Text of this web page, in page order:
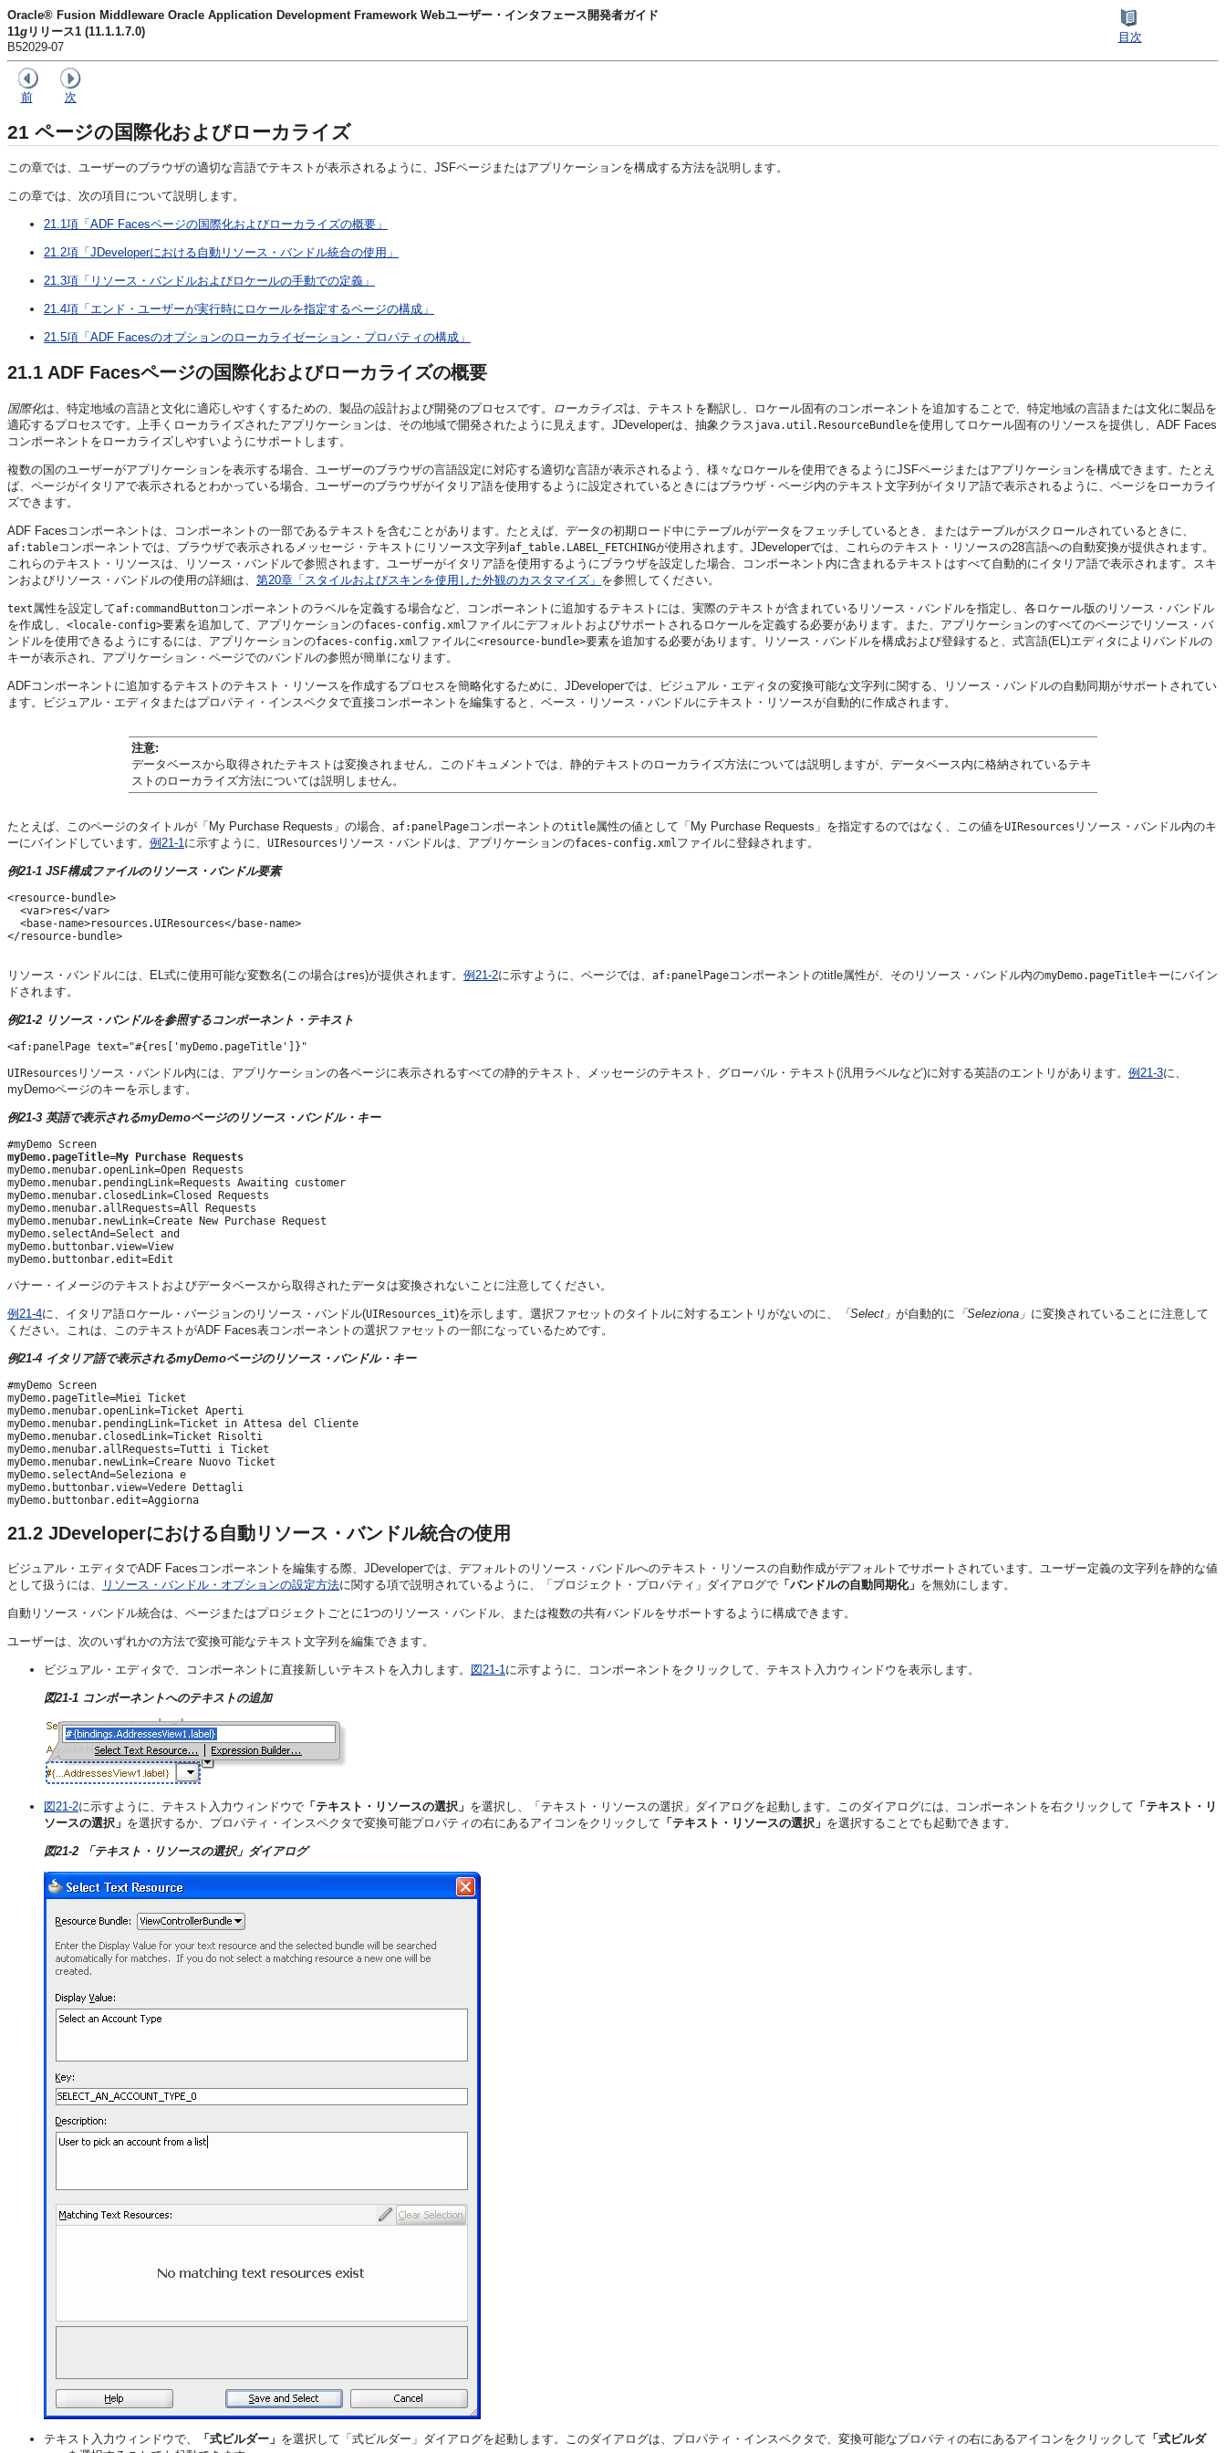
Oracle® Fusion Middleware Oracle Application Development Framework Webユーザー・インタフェース開発者ガイド
11g リリース1 (11.1.1.7.0)
B52029-07
目次
前 次
21 ページの国際化およびローカライズ
この章では、ユーザーのブラウザの適切な言語でテキストが表示されるように、JSFページまたはアプリケーションを構成する方法を説明します。
この章では、次の項目について説明します。
21.1項「ADF Facesページの国際化およびローカライズの概要」
21.2項「JDeveloperにおける自動リソース・バンドル統合の使用」
21.3項「リソース・バンドルおよびロケールの手動での定義」
21.4項「エンド・ユーザーが実行時にロケールを指定するページの構成」
21.5項「ADF Facesのオプションのローカライゼーション・プロパティの構成」
21.1 ADF Facesページの国際化およびローカライズの概要
国際化は、特定地域の言語と文化に適応しやすくするための、製品の設計および開発のプロセスです。 ローカライズは、テキストを翻訳し、ロケール固有のコンポーネントを追加することで、特定地域の言語または文化に製品を
適応するプロセスです。上手くローカライズされたアプリケーションは、その地域で開発されたように見えます。JDeveloperは、抽象クラス java.util.ResourceBundleを使用してロケール固有のリソースを提供し、ADF Faces
コンポーネントをローカライズしやすいようにサポートします。
複数の国のユーザーがアプリケーションを表示する場合、ユーザーのブラウザの言語設定に対応する適切な言語が表示されるよう、様々なロケールを使用できるようにJSFページまたはアプリケーションを構成できます。たとえ
ば、ページがイタリアで表示されるとわかっている場合、ユーザーのブラウザがイタリア語を使用するように設定されているときにはブラウザ・ページ内のテキスト文字列がイタリア語で表示されるように、ページをローカライ
ズできます。
ADF Facesコンポーネントは、コンポーネントの一部であるテキストを含むことがあります。たとえば、データの初期ロード中にテーブルがデータをフェッチしているとき、またはテーブルがスクロールされているときに、
af:tableコンポーネントでは、ブラウザで表示されるメッセージ・テキストにリソース文字列af_table.LABEL_FETCHINGが使用されます。JDeveloperでは、これらのテキスト・リソースの28言語への自動変換が提供されます。
これらのテキスト・リソースは、リソース・バンドルで参照されます。ユーザーがイタリア語を使用するようにブラウザを設定した場合、コンポーネント内に含まれるテキストはすべて自動的にイタリア語で表示されます。スキ
ンおよびリソース・バンドルの使用の詳細は、 第20章「スタイルおよびスキンを使用した外観のカスタマイズ」 を参照してください。
text 属性を設定してaf:commandButtonコンポーネントのラベルを定義する場合など、コンポーネントに追加するテキストには、実際のテキストが含まれているリソース・バンドルを指定し、各ロケール版のリソース・バンドル
を作成し、 <locale-config>要素を追加して、アプリケーションのfaces-config.xml ファイルにデフォルトおよびサポートされるロケールを定義する必要があります。また、アプリケーションのすべてのページでリソース・バ
ンドルを使用できるようにするには、アプリケーションのfaces-config.xml ファイルに<resource-bundle>要素を追加する必要があります。リソース・バンドルを構成および登録すると、式言語(EL)エディタによりバンドルの
キーが表示され、アプリケーション・ページでのバンドルの参照が簡単になります。
ADFコンポーネントに追加するテキストのテキスト・リソースを作成するプロセスを簡略化するために、JDeveloperでは、ビジュアル・エディタの変換可能な文字列に関する、リソース・バンドルの自動同期がサポートされてい
ます。ビジュアル・エディタまたはプロパティ・インスペクタで直接コンポーネントを編集すると、ベース・リソース・バンドルにテキスト・リソースが自動的に作成されます。
注意:
データベースから取得されたテキストは変換されません。このドキュメントでは、静的テキストのローカライズ方法については説明しますが、データベース内に格納されているテキ
ストのローカライズ方法については説明しません。
たとえば、このページのタイトルが「My Purchase Requests」の場合、 af:panelPageコンポーネントのtitle属性の値として「My Purchase Requests」を指定するのではなく、この値をUIResources リソース・バンドル内のキ
ーにバインドしています。 例21-1 に示すように、 UIResources リソース・バンドルは、アプリケーションのfaces-config.xml ファイルに登録されます。
例21-1 JSF構成ファイルのリソース・バンドル要素
<resource-bundle>
  <var>res</var>
  <base-name>resources.UIResources</base-name>
</resource-bundle>
リソース・バンドルには、EL式に使用可能な変数名(この場合は res)が提供されます。 例21-2に示すように、ページでは、 af:panelPageコンポーネントのtitle属性が、そのリソース・バンドル内のmyDemo.pageTitleキーにバイン
ドされます。
例21-2 リソース・バンドルを参照するコンポーネント・テキスト
UIResources リソース・バンドル内には、アプリケーションの各ページに表示されるすべての静的テキスト、メッセージのテキスト、グローバル・テキスト(汎用ラベルなど)に対する英語のエントリがあります。 例21-3に、
myDemoページのキーを示します。
例21-3 英語で表示されるmyDemoページのリソース・バンドル・キー
myDemo.pageTitle=My Purchase Requests
myDemo.menubar.openLink=Open Requests
myDemo.menubar.pendingLink=Requests Awaiting customer
myDemo.menubar.closedLink=Closed Requests
myDemo.menubar.allRequests=All Requests
myDemo.menubar.newLink=Create New Purchase Request
myDemo.selectAnd=Select and
myDemo.buttonbar.view=View
バナー・イメージのテキストおよびデータベースから取得されたデータは変換されないことに注意してください。
例21-4に、イタリア語ロケール・バージョンのリソース・バンドル(UIResources_it)を示します。選択ファセットのタイトルに対するエントリがないのに、 「Select」 が自動的に 「Seleziona」 に変換されていることに注意して
ください。これは、このテキストがADF Faces表コンポーネントの選択ファセットの一部になっているためです。
例21-4 イタリア語で表示されるmyDemoページのリソース・バンドル・キー
#myDemo Screen
myDemo.pageTitle=Miei Ticket
myDemo.menubar.openLink=Ticket Aperti
myDemo.menubar.pendingLink=Ticket in Attesa del Cliente
myDemo.menubar.closedLink=Ticket Risolti
myDemo.menubar.allRequests=Tutti i Ticket
myDemo.menubar.newLink=Creare Nuovo Ticket
myDemo.selectAnd=Seleziona e
myDemo.buttonbar.view=Vedere Dettagli
21.2 JDeveloperにおける自動リソース・バンドル統合の使用
ビジュアル・エディタでADF Facesコンポーネントを編集する際、JDeveloperでは、デフォルトのリソース・バンドルへのテキスト・リソースの自動作成がデフォルトでサポートされています。ユーザー定義の文字列を静的な値
として扱うには、
リソース・バンドル・オプションの設定方法に関する項で説明されているように、「プロジェクト・プロパティ」ダイアログで 「バンドルの自動同期化」 を無効にします。
自動リソース・バンドル統合は、ページまたはプロジェクトごとに1つのリソース・バンドル、または複数の共有バンドルをサポートするように構成できます。
ユーザーは、次のいずれかの方法で変換可能なテキスト文字列を編集できます。
ビジュアル・エディタで、コンポーネントに直接新しいテキストを入力します。 図21-1に示すように、コンポーネントをクリックして、テキスト入力ウィンドウを表示します。
図21-1 コンポーネントへのテキストの追加
図21-2に示すように、テキスト入力ウィンドウで 「テキスト・リソースの選択」 を選択し、「テキスト・リソースの選択」ダイアログを起動します。このダイアログには、コンポーネントを右クリックして 「テキスト・リ
ソースの選択」 を選択するか、プロパティ・インスペクタで変換可能プロパティの右にあるアイコンをクリックして 「テキスト・リソースの選択」 を選択することでも起動できます。
図21-2 「テキスト・リソースの選択」ダイアログ
テキスト入力ウィンドウで、 「式ビルダー」 を選択して「式ビルダー」ダイアログを起動します。このダイアログは、プロパティ・インスペクタで、変換可能なプロパティの右にあるアイコンをクリックして 「式ビルダ